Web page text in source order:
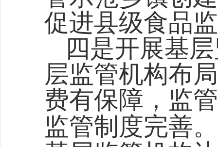
促进县级食品
四是开展基
层监管机构布
费有保障，监
监管制度完善。